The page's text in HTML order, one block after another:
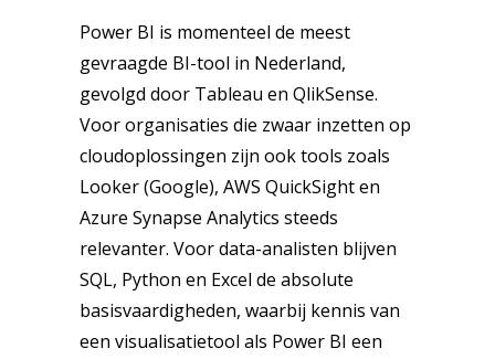
Power BI is momenteel de meest
gevraagde BI-tool in Nederland,
gevolgd door Tableau en QlikSense.
Voor organisaties die zwaar inzetten op
cloudoplossingen zijn ook tools zoals
Looker (Google), AWS QuickSight en
Azure Synapse Analytics steeds
relevanter. Voor data-analisten blijven
SQL, Python en Excel de absolute
basisvaardigheden, waarbij kennis van
een visualisatietool als Power BI een